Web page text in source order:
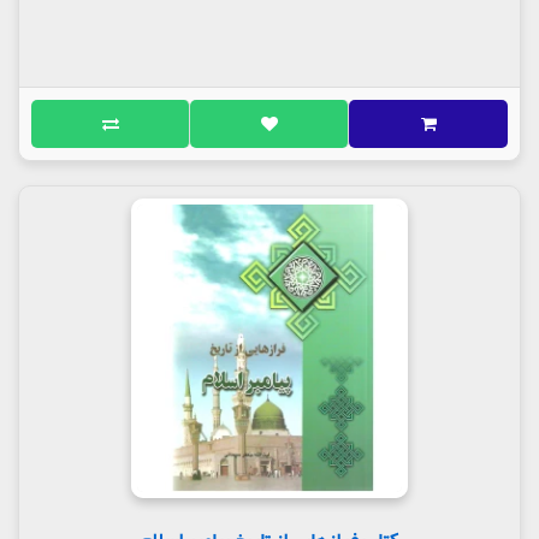
کتاب حدیثی نگارش یافته مسلمانان است دارای ارزش و
اعتبار ویژه‌ای است.
گزارش‌ها تاریخی؛از ویژگی‌های برجسته کتاب، نقل
کشمکش بوده است. تأکید پیامبر اکرم(ص) بر مسئله
امامت و ولایت، ماجرای فدک، هجوم و آتش زدن خانه
فاطمه زهرا(س) و... از جمله این حوادث است.
تأیید ائمه (ع)؛امضای ائمّه معصومین(ع) و تأیید صحت
محتوای کتاب از جانب ایشان و حتی دفاع از آن به گونه‌ای
صورت گرفته است که نظیر آن در کتب مربوط به زمان
ائمّه(ع) دیده نمی‌شود.
بزرگان علمای شیعه از قرن اول تا امروز،
سخنان تأیید کننده‌ای درباره کتاب سلیم گفته و در طول
چهارده قرن احادیث آن را به عنوان یک سند معتبر نقل
کرده‌اند.
از اصول چهارصدگانه شیعه؛کتاب سلیم بن قیس به